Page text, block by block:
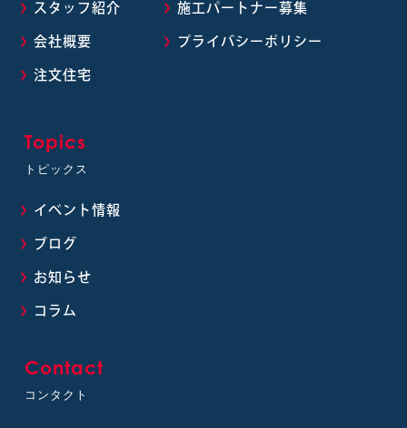
スタッフ紹介 施工パートナー募集
会社概要 プライバシーポリシー
注文住宅
Topics
トピックス
イベント情報
ブログ
お知らせ
コラム
Contact
コンタクト